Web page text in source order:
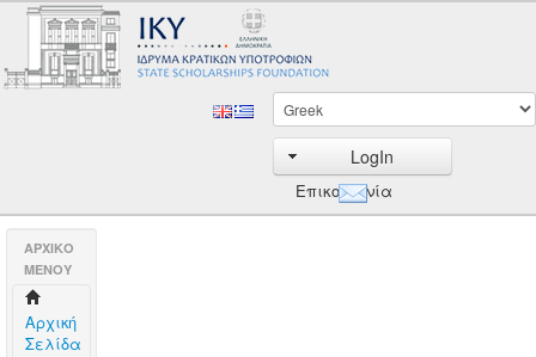
LogIn
Επικοινωνία
AΡΧΙΚΟ
ΜΕΝΟΥ
Aρχική
Σελίδα